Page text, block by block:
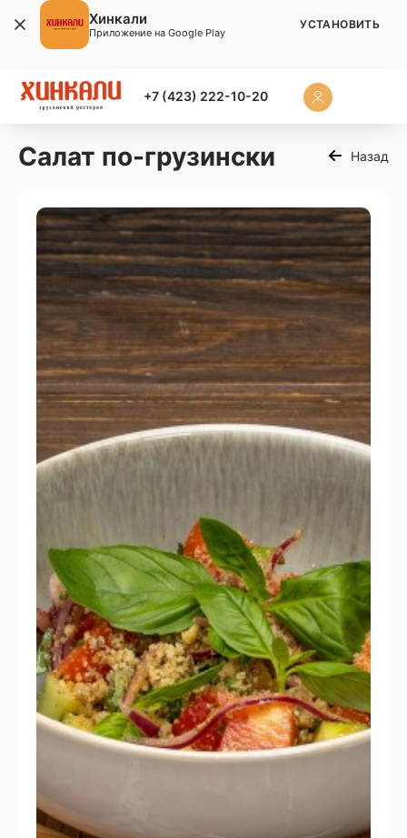
+7 (423) 222-10-20
Салат по-грузински Назад
Хинкали
Приложение на Google Play
УСТАНОВИТЬ